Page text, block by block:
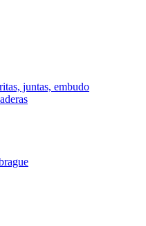
juntas, embudo